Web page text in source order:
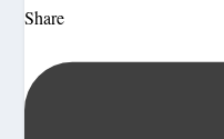
Share